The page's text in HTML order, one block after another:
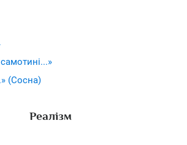
(Сосна)
Реалізм